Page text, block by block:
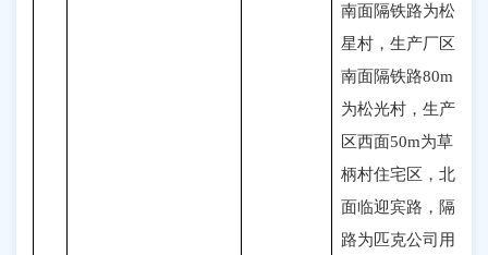
南面隔铁路为松
星村，生产厂区
南面隔铁路80m
为松光村，生产
区西面50m为草
柄村住宅区，北
面临迎宾路，隔
路为匹克公司用